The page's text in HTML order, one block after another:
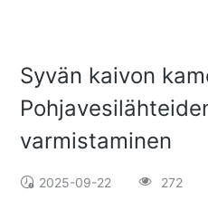
Syvän kaivon
varmistaminen
2025-09-22 272